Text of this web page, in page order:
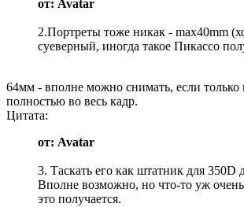
от: Avatar
2.Портреты тоже никак - max40mm
суеверный, иногда такое Пикассо
64мм - вполне можно снимать, если только
полностью во весь кадр.
Цитата:
от: Avatar
3. Таскать его как штатник для 350D
Вполне возможно, но что-то уж очень
это получается.